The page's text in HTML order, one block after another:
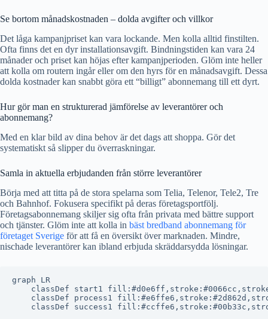
Se bortom månadskostnaden – dolda avgifter och villkor
Det låga kampanjpriset kan vara lockande. Men kolla alltid finstilten.
Ofta finns det en dyr installationsavgift. Bindningstiden kan vara 24
månader och priset kan höjas efter kampanjperioden. Glöm inte heller
att kolla om routern ingår eller om den hyrs för en månadsavgift. Dessa
dolda kostnader kan snabbt göra ett “billigt” abonnemang till ett dyrt.
Hur gör man en strukturerad jämförelse av leverantörer och
abonnemang?
Med en klar bild av dina behov är det dags att shoppa. Gör det
systematiskt så slipper du överraskningar.
Samla in aktuella erbjudanden från större leverantörer
Börja med att titta på de stora spelarna som Telia, Telenor, Tele2, Tre
och Bahnhof. Fokusera specifikt på deras företagsportfölj.
Företagsabonnemang skiljer sig ofta från privata med bättre support
och tjänster. Glöm inte att kolla in bäst bredband abonnemang för
företaget Sverige för att få en översikt över marknaden. Mindre,
nischade leverantörer kan ibland erbjuda skräddarsydda lösningar.
graph LR
classDef start1
classDef process1
classDef success1